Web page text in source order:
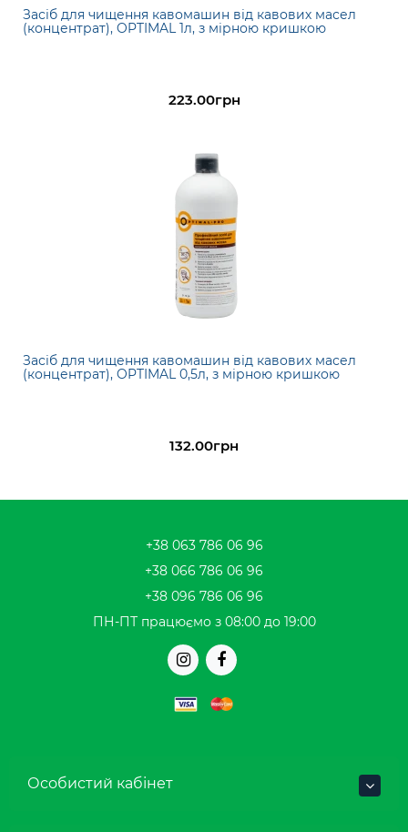
Засіб для чищення кавомашин від кавових масел
(концентрат), OPTIMAL 1л, з мірною кришкою
223.00грн
Засіб для чищення кавомашин від кавових масел
(концентрат), OPTIMAL 0,5л, з мірною кришкою
132.00грн
+38 063 786 06 96
+38 066 786 06 96
+38 096 786 06 96
ПН-ПТ працюємо з 08:00 до 19:00
Особистий кабінет